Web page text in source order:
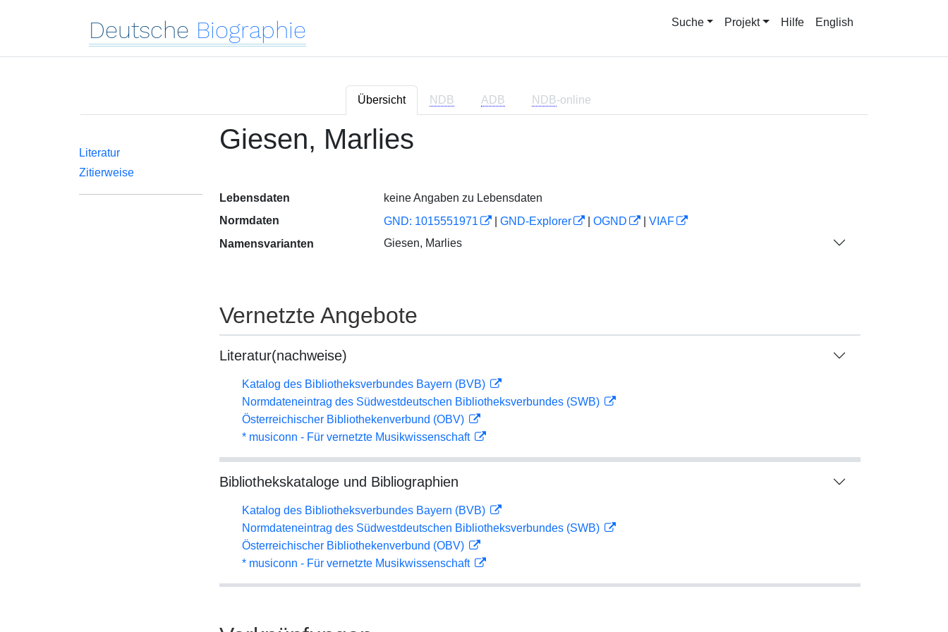
Deutsche Biographie Suche Projekt Hilfe English
Übersicht NDB ADB NDB-online
Literatur
Zitierweise
Giesen, Marlies
Lebensdaten
keine Angaben zu Lebensdaten
Normdaten
GND: 1015551971 GND-Explorer OGND
VIAF
Namensvarianten
Giesen, Marlies
Vernetzte Angebote
Literatur(nachweise)
Katalog des Bibliotheksverbundes Bayern (BVB)
Normdateneintrag des Südwestdeutschen Bibliotheksverbundes (SWB)
Österreichischer Bibliothekenverbund (OBV)
* musiconn - Für vernetzte Musikwissenschaft
Bibliothekskataloge und Bibliographien
Katalog des Bibliotheksverbundes Bayern (BVB)
Normdateneintrag des Südwestdeutschen Bibliotheksverbundes (SWB)
Österreichischer Bibliothekenverbund (OBV)
* musiconn - Für vernetzte Musikwissenschaft